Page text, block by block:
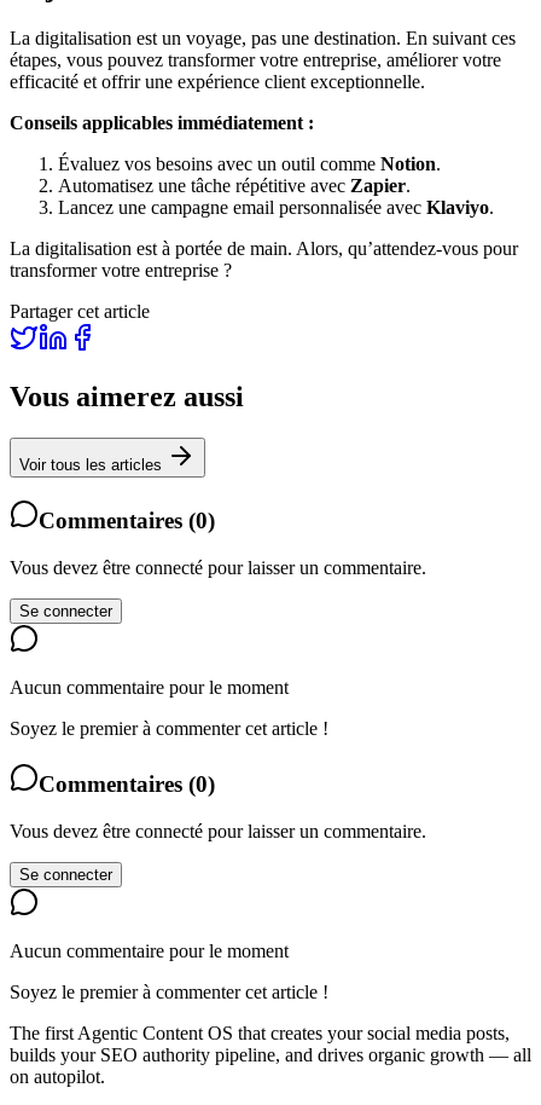
La digitalisation est un voyage, pas une destination. En suivant ces
étapes, vous pouvez transformer votre entreprise, améliorer votre
efficacité et offrir une expérience client exceptionnelle.
Conseils applicables immédiatement :
Évaluez vos besoins avec un outil comme Notion.
Automatisez une tâche répétitive avec Zapier.
Lancez une campagne email personnalisée avec Klaviyo.
La digitalisation est à portée de main. Alors, qu’attendez-vous pour
transformer votre entreprise ?
Partager cet article
Vous aimerez aussi
Voir tous les articles
Commentaires (0)
Vous devez être connecté pour laisser un commentaire.
Se connecter
Aucun commentaire pour le moment
Soyez le premier à commenter cet article !
Commentaires (0)
Vous devez être connecté pour laisser un commentaire.
Se connecter
Aucun commentaire pour le moment
Soyez le premier à commenter cet article !
The first Agentic Content OS that creates your social media posts,
builds your SEO authority pipeline, and drives organic growth — all
on autopilot.